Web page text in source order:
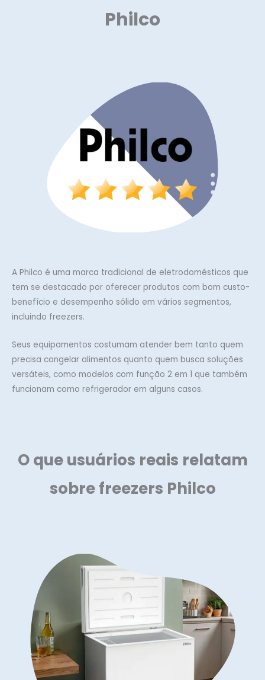
Philco
A Philco é uma marca tradicional de eletrodomésticos que
tem se destacado por oferecer produtos com bom custo-
benefício e desempenho sólido em vários segmentos,
incluindo freezers.
Seus equipamentos costumam atender bem tanto quem
precisa congelar alimentos quanto quem busca soluções
versáteis, como modelos com função 2 em 1 que também
funcionam como refrigerador em alguns casos.
O que usuários reais relatam
sobre freezers Philco